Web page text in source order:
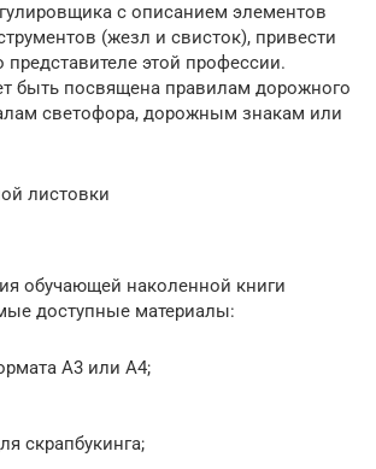
с описанием элементов
(жезл и свисток), привести
представителе этой профессии.
быть посвящена правилам дорожного
светофора, дорожным знакам или
листовки
обучающей наколенной книги
доступные материалы:
А3 или А4;
скрапбукинга;